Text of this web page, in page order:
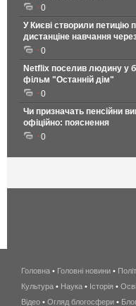
0
У Києві створили петицію
дистанціне навчання
0
Netflix поселив людину у
фільм "Останній дім"
0
Чи призначать пенсійни
офіційно: пояснення
0
Головна • Головні новини •
Культура • Наука • Історія •
Відео • Огляд блогосфери •